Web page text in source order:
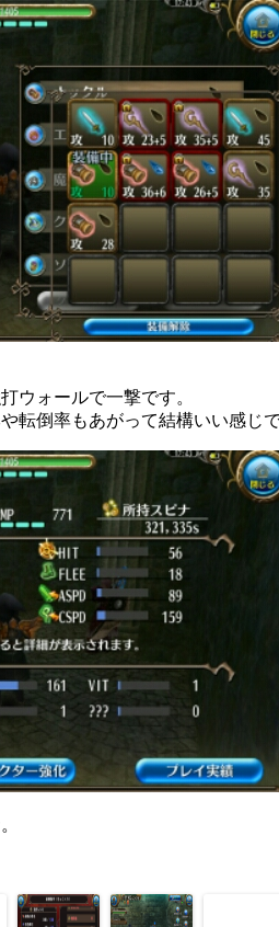
ウォールで一撃です。
転倒率もあがって結構いい感じで